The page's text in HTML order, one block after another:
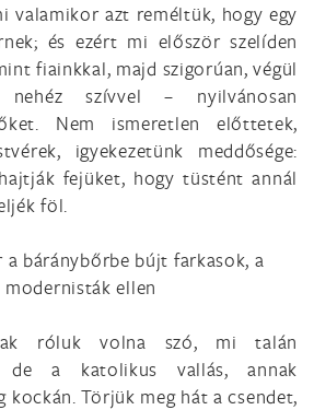
valamikor azt reméltük, hogy egy
és ezért mi először szelíden
fiainkkal, majd szigorúan, végül
szívvel – nyilvánosan
Nem ismeretlen előttetek,
igyekezetünk meddősége:
fejüket, hogy tüstént annál
föl.
a báránybőrbe bújt farkasok, a
modernisták ellen
róluk volna szó, mi talán
de a katolikus vallás, annak
kockán. Törjük meg hát a csendet,